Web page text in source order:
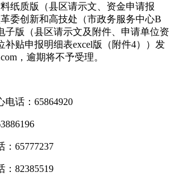
纸质版（县区请示文、资金申请报
委创新和高技处（市政务服务中心B
子版（县区请示文及附件、申请单位资
补贴申报明细表excel版（附件4））发
，逾期将不予受理。
电话：65864920
：65777237
82385519